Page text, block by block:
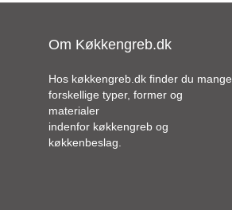
Om Køkkengreb.dk
Hos køkkengreb.dk finder du mange
forskellige typer, former og
materialer
indenfor køkkengreb og
køkkenbeslag.